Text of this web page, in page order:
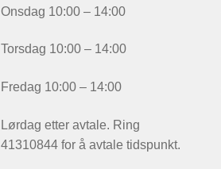
Onsdag 10:00 – 14:00
Torsdag 10:00 – 14:00
Fredag 10:00 – 14:00
Lørdag etter avtale. Ring
41310844 for å avtale tidspunkt.